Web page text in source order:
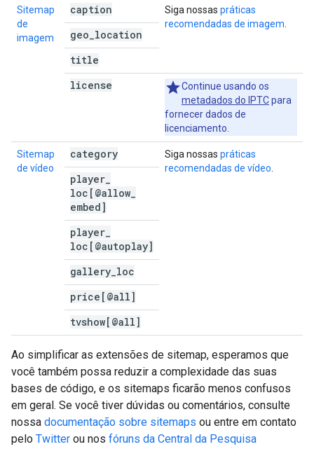
Sitemap
de
imagem
caption Siga nossas práticas
recomendadas de imagem
geo location
title
license
Continue usando os
metadados do IPTCpara
fornecer dados de
licenciamento.
Sitemap
de vídeo
category Siga nossas práticas
recomendadas de vídeo
player
loc[@allow
embed]
player
loc[@autoplay]
gallery loc
price[@all]
tvshow[@all]
Ao simplificar as extensões de sitemap, esperamos que
você também possa reduzir a complexidade das suas
bases de código, e os sitemaps ficarão menos confusos
em geral. Se você tiver dúvidas ou comentários, consulte
nossa documentação sobre sitemaps ou entre em contato
pelo Twitter ou nos fóruns da Central da Pesquisa